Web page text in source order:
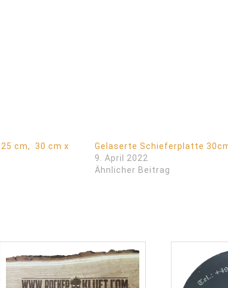
cm, 30 cm x
Gelaserte Schieferplatte
9. April 2022
Ähnlicher Beitrag